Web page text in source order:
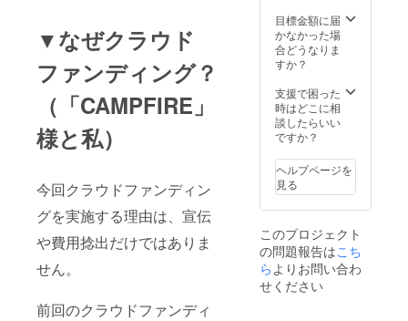
▼なぜクラウド
ファンディング？
（「CAMPFIRE」
様と私）
今回クラウドファンディン
グを実施する理由は、宣伝
や費用捻出だけではありま
せん。
前回のクラウドファンディ
原画を
お届け
しま
す。
ヤギ堂
様の原
画をお
持ちの
人しか
いらっ
しゃら
ないそ
で、非
常に貴
重で
す） ※
ご注意
目標金額に届
かなかった場
合どうなりま
すか？
支援で困った
時はどこに相
談したらいい
ですか？
ヘルプページを
見る
このプロジェクト
の問題報告はこち
らよりお問い合わ
せください